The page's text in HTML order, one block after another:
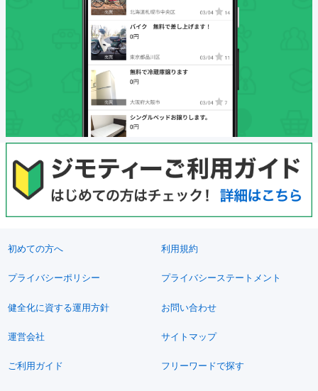
初めての方へ 利用規約
プライバシーポリシー プライバシーステートメント
健全化に資する運用方針 お問い合わせ
運営会社 サイトマップ
ご利用ガイド フリーワードで探す